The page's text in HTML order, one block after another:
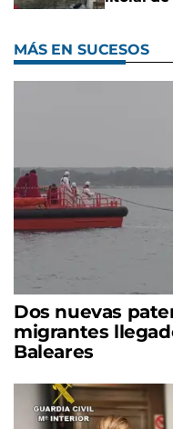
MÁS EN SUCESOS
Dos nuevas
migrantes
Baleares